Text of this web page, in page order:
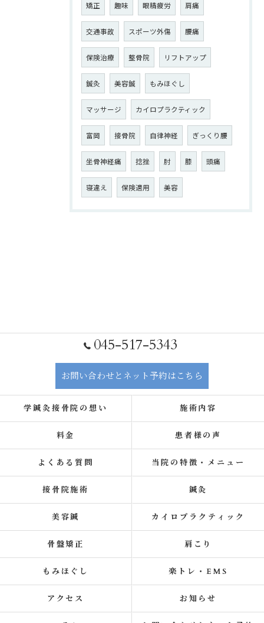
矯正 趣味 眼精疲労 肩痛
交通事故 スポーツ外傷 腰痛
保険治療 整骨院 リフトアップ
鍼灸 美容鍼 もみほぐし
マッサージ カイロプラクティック
富岡 接骨院 自律神経 ぎっくり腰
坐骨神経痛 捻挫 肘 膝 頭痛
寝違え 保険適用 美容
045-517-5343
お問い合わせとネット予約はこちら
学鍼灸接骨院の想い 施術内容
料金 患者様の声
よくある質問 当院の特徴・メニュー
接骨院施術 鍼灸
美容鍼 カイロプラクティック
骨盤矯正 肩こり
もみほぐし 楽トレ・EMS
アクセス お知らせ